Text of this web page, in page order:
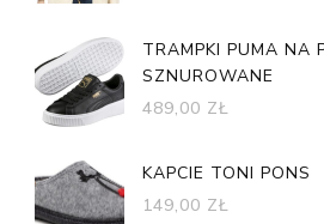
TRAMPKI PUMA NA
SZNUROWANE
489,00 ZŁ
KAPCIE TONI PONS
149,00 ZŁ